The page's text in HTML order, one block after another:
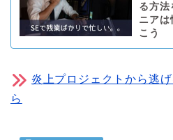
る方法
ニアは
こう
炎上プロジェクトから逃
ら